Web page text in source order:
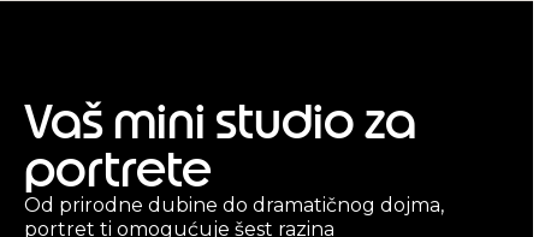
Vaš mini studio za
portrete
Od prirodne dubine do dramatičnog dojma,
portret ti omogućuje šest razina